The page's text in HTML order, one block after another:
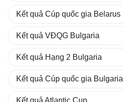
Kết quả Cúp quốc gia Belarus
Kết quả VĐQG Bulgaria
Kết quả Hạng 2 Bulgaria
Kết quả Cúp quốc gia Bulgaria
Kết quả Atlantic Cup